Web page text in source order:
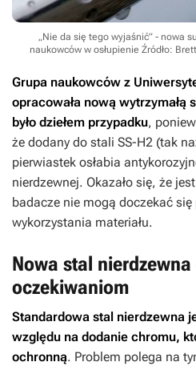
„Nie da się tego wyjaśnić” - nowa
naukowców w osłupienie Źródło:
Grupa naukowców z
opracowała nową wytrzymałą
było dziełem przypadku,
że dodany do stali SS-H2 (tak
pierwiastek osłabia
nierdzewnej. Okazało się, że
badacze nie mogą doczekać
wykorzystania materiału.
Nowa stal nierdzewna
oczekiwaniom
Standardowa stal nierdzewna
względu na dodanie chromu,
ochronną. Problem polega na